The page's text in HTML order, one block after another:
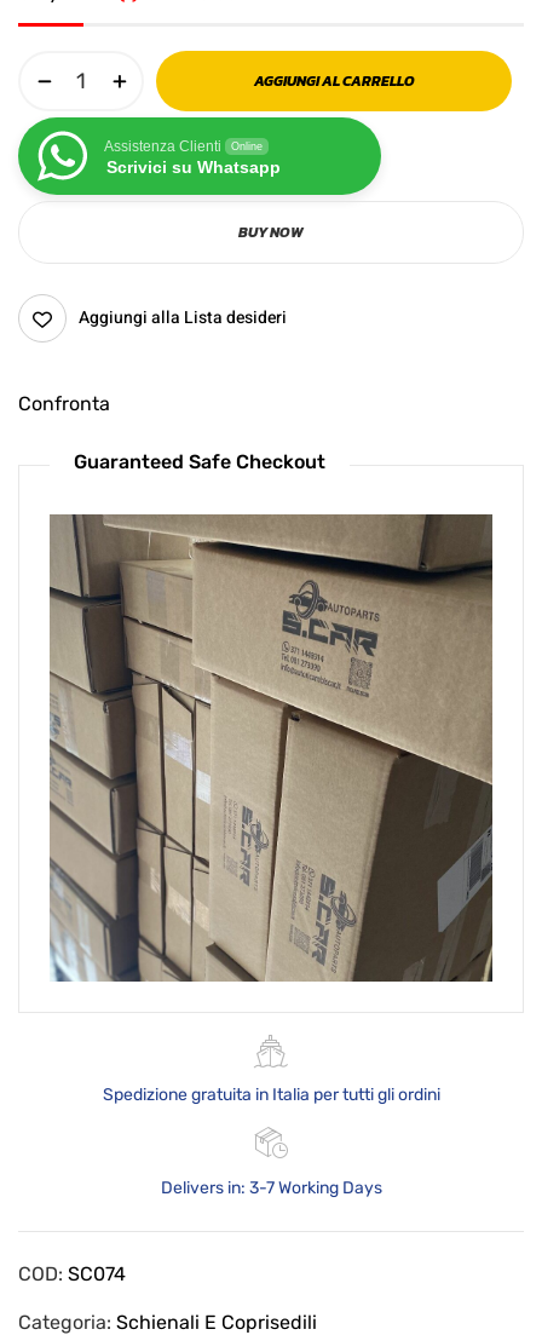
AGGIUNGI AL CARRELLO
Assistenza Clienti Online
Scrivici su Whatsapp
BUY NOW
Aggiungi alla Lista desideri
Confronta
Guaranteed Safe Checkout
Spedizione gratuita in Italia per tutti gli ordini
Delivers in: 3-7 Working Days
COD: SC074
Categoria: Schienali E Coprisedili